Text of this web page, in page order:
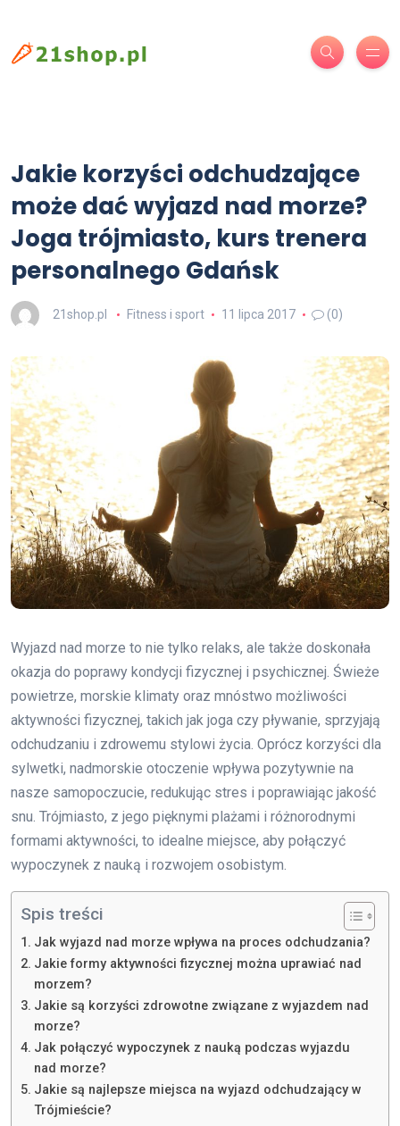
Jakie korzyści odchudzające
może dać wyjazd nad morze?
Joga trójmiasto, kurs trenera
personalnego Gdańsk
21shop.pl Fitness i sport 11 lipca 2017 (0)
Wyjazd nad morze to nie tylko relaks, ale także doskonała
okazja do poprawy kondycji fizycznej i psychicznej. Świeże
powietrze, morskie klimaty oraz mnóstwo możliwości
aktywności fizycznej, takich jak joga czy pływanie, sprzyjają
odchudzaniu i zdrowemu stylowi życia. Oprócz korzyści dla
sylwetki, nadmorskie otoczenie wpływa pozytywnie na
nasze samopoczucie, redukując stres i poprawiając jakość
snu. Trójmiasto, z jego pięknymi plażami i różnorodnymi
formami aktywności, to idealne miejsce, aby połączyć
wypoczynek z nauką i rozwojem osobistym.
Spis treści
Jak wyjazd nad morze wpływa na proces odchudzania?
Jakie formy aktywności fizycznej można uprawiać nad
morzem?
Jakie są korzyści zdrowotne związane z wyjazdem nad
morze?
Jak połączyć wypoczynek z nauką podczas wyjazdu
nad morze?
Jakie są najlepsze miejsca na wyjazd odchudzający w
Trójmieście?